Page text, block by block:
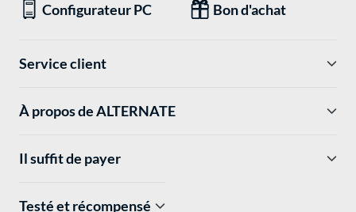
Configurateur PC Bon d'achat
Service client
À propos de ALTERNATE
Il suffit de payer
Testé et récompensé